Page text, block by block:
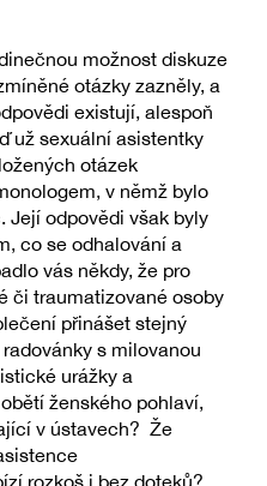
možnost diskuze
otázky zazněly, a
existují, alespoň
už sexuální asistentky
otázek
v němž bylo
Její odpovědi však byly
co se odhalování a
vás někdy, že pro
či traumatizované osoby
přinášet stejný
s milovanou
urážky a
ženského pohlaví,
v ústavech? Že
rozkoš i bez doteků?